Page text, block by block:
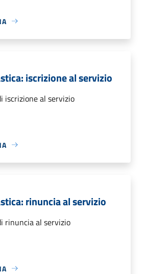
iscrizione al servizio
iscrizione al servizio
rinuncia al servizio
rinuncia al servizio